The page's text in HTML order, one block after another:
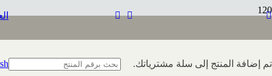
تم إضافة المنتج إلى سلة مشترياتك.